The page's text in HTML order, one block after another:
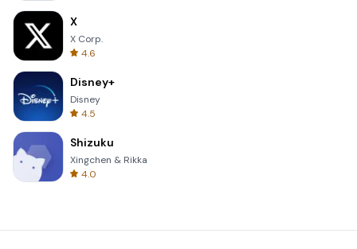
X
X Corp.
4.6
Disney+
Disney
4.5
Shizuku
Xingchen & Rikka
4.0